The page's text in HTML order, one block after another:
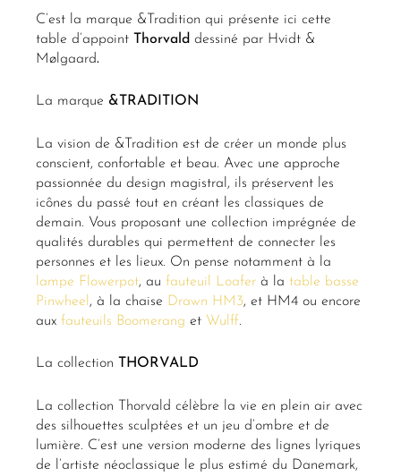
C’est la marque &Tradition qui présente ici cette
table d’appoint
Thorvald dessiné par Hvidt &
Mølgaard.
La marque &TRADITION
La vision de &Tradition est de créer un monde plus
conscient, confortable et beau. Avec une approche
passionnée du design magistral, ils préservent les
icônes du passé tout en créant les classiques de
demain. Vous proposant une collection imprégnée de
qualités durables qui permettent de connecter les
personnes et les lieux. On pense notamment à la
lampe Flowerpot, au fauteuil Loafer à la table basse
Pinwheel , à la chaise Drawn HM3, et HM4 ou encore
aux fauteuils Boomerang et Wulff.
La collection THORVALD
La collection Thorvald célèbre la vie en plein air avec
des silhouettes sculptées et un jeu d’ombre et de
lumière. C’est une version moderne des lignes lyriques
de l’artiste néoclassique le plus estimé du Danemark,